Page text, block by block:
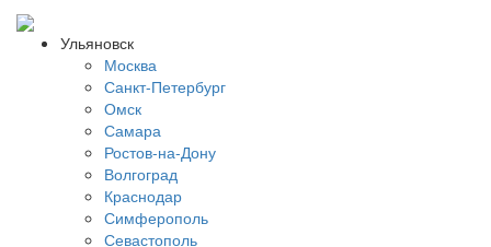
Ульяновск
Москва
Санкт-Петербург
Омск
Самара
Ростов-на-Дону
Волгоград
Краснодар
Симферополь
Севастополь